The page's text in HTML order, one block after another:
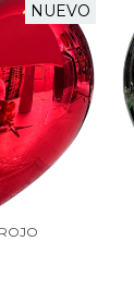
NUEVO